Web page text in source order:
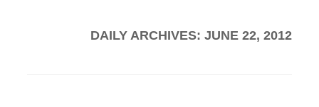
DAILY ARCHIVES: JUNE 22, 2012